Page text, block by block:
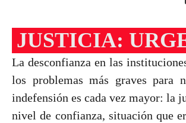
JUSTICIA:
La desconfianza en las
los problemas más graves para
indefensión es cada vez mayor: la
nivel de confianza, situación que